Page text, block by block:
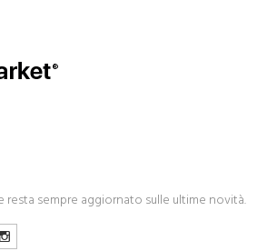
resta sempre aggiornato sulle ultime novità.